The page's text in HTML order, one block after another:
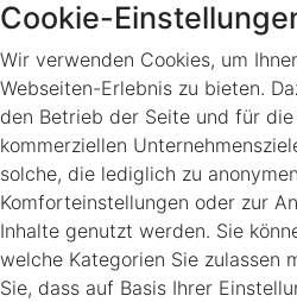
Cookie-
Wir verwenden Cookies, um
Webseiten-Erlebnis zu bieten.
den Betrieb der Seite und für
kommerziellen
solche, die lediglich zu
Komforteinstellungen oder zur
Inhalte genutzt werden. Sie
welche Kategorien Sie zulassen
Sie, dass auf Basis Ihrer